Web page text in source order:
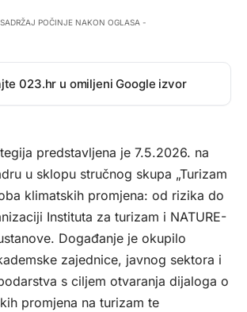
POČINJE NAKON OGLASA -
023.hr u omiljeni Google izvor
predstavljena je 7.5.2026. na
u sklopu stručnog skupa „Turizam
klimatskih promjena: od rizika do
Instituta za turizam i NATURE-
Događanje je okupilo
zajednice, javnog sektora i
s ciljem otvaranja dijaloga o
promjena na turizam te